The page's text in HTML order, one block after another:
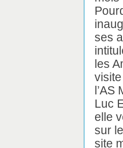
ses
les
l’AS
Luc
elle
sur
site